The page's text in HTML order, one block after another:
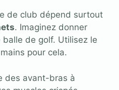
de club dépend surtout
. Imaginez donner
de golf. Utilisez le
pour cela.
des avant-bras à